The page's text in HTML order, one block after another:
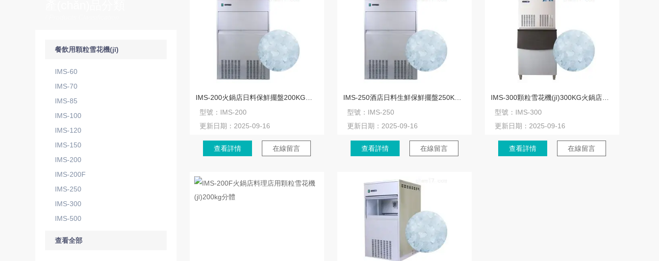
餐飲用顆粒雪花機(jī)
IMS-60
IMS-70
IMS-85
IMS-100
IMS-120
IMS-150
IMS-200
IMS-200F
IMS-250
IMS-300
IMS-500
查看全部
型號： IMS-200
更新日期： 2025-09-16
查看詳情 在線留言
型號： IMS-250
更新日期： 2025-09-16
查看詳情 在線留言
型號： IMS-300
更新日期： 2025-09-16
查看詳情 在線留言